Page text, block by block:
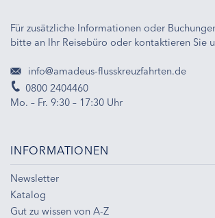
Für zusätzliche Informationen oder
bitte an Ihr Reisebüro oder kontaktieren Sie
info@amadeus-flusskreuzfahrten.de
0800 2404460
Mo. – Fr. 9:30 – 17:30 Uhr
INFORMATIONEN
Newsletter
Katalog
Gut zu wissen von A-Z